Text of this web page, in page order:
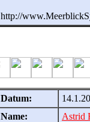
http://
Datum:
Name:
Astrid